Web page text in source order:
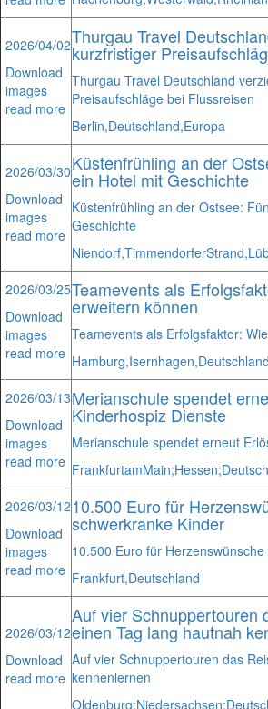
2026/04/02
Download
images
read more
Thurgau Travel
kurzfristiger
Thurgau Travel Deutschland
Preisaufschläge bei Flussreisen
Berlin,Deutschland,Europa
2026/03/30
Download
images
read more
Küstenfrühling an der
ein Hotel mit Geschichte
Küstenfrühling an der Ostsee:
Geschichte
Niendorf,TimmendorferStrand,
2026/03/25
Download
images
read more
Teamevents als
erweitern können
Teamevents als Erfolgsfaktor:
Hamburg,Isernhagen,
2026/03/13
Download
images
read more
Merianschule spendet
Kinderhospiz Dienste
Merianschule spendet erneut
FrankfurtamMain;Hessen;
2026/03/12
Download
images
read more
10.500 Euro für
schwerkranke Kinder
10.500 Euro für
Frankfurt,Deutschland
2026/03/12
Download
read more
Auf vier Schnuppertouren
einen Tag lang hautnah
Auf vier Schnuppertouren das
kennenlernen
Oldenburg;Niedersachsen;